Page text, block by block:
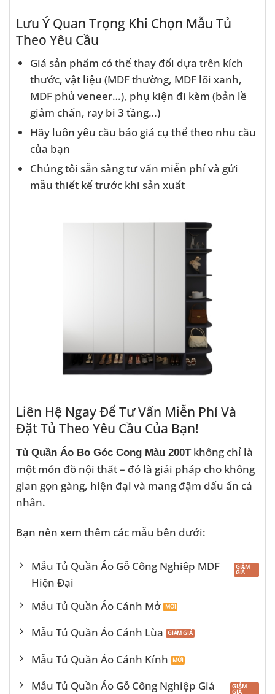
Lưu Ý Quan Trọng Khi Chọn Mẫu Tủ
Theo Yêu Cầu
Giá sản phẩm có thể thay đổi dựa trên kích
thước, vật liệu (MDF thường, MDF lõi xanh,
MDF phủ veneer…), phụ kiện đi kèm (bản lề
giảm chấn, ray bi 3 tầng…)
Hãy luôn yêu cầu báo giá cụ thể theo nhu cầu
của bạn
Chúng tôi sẵn sàng tư vấn miễn phí và gửi
mẫu thiết kế trước khi sản xuất
Liên Hệ Ngay Để Tư Vấn Miễn Phí Và
Đặt Tủ Theo Yêu Cầu Của Bạn!
Tủ Quần Áo Bo Góc Cong Màu 200Tkhông chỉ là
một món đồ nội thất – đó là giải pháp cho không
gian gọn gàng, hiện đại và mang đậm dấu ấn cá
nhân.
Bạn nên xem thêm các mẫu bên dưới:
Mẫu Tủ Quần Áo Gỗ Công Nghiệp MDF
Hiện Đại
Mẫu Tủ Quần Áo Cánh Mở
Mẫu Tủ Quần Áo Cánh Lùa
Mẫu Tủ Quần Áo Cánh Kính
Mẫu Tủ Quần Áo Gỗ Công Nghiệp Giá